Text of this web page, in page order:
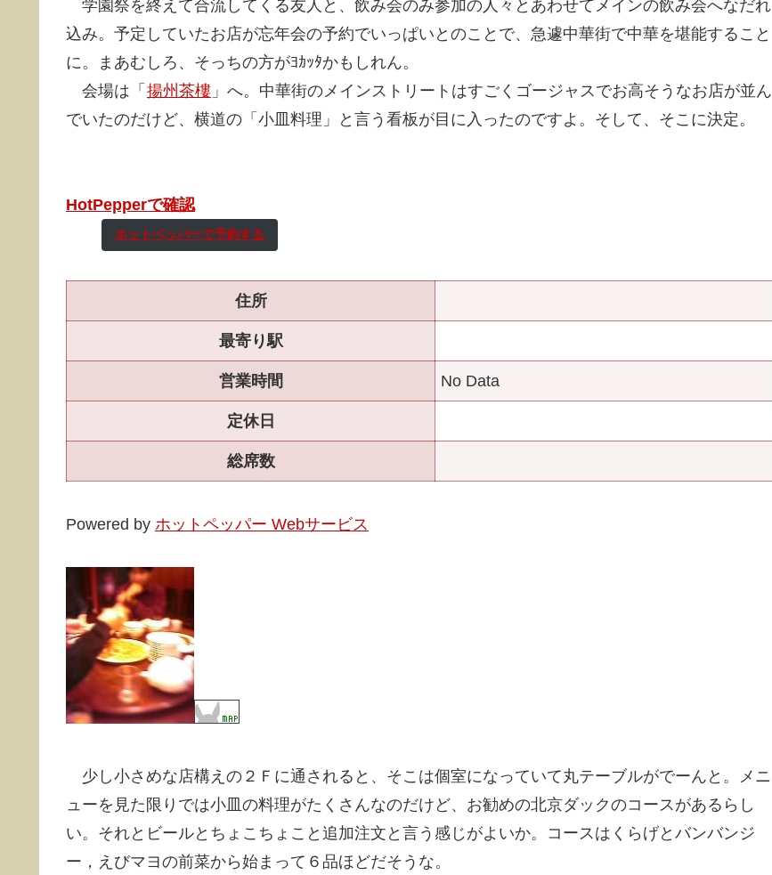
学園祭を終えて合流してくる友人と、飲み会のみ参加の人々とあわせてメインの飲み会へなだれ
込み。予定していたお店が忘年会の予約でいっぱいとのことで、急遽中華街で中華を堪能すること
に。まあむしろ、そっちの方がﾖｶｯﾀかもしれん。
会場は「 揚州茶樓 」へ。中華街のメインストリートはすごくゴージャスでお高そうなお店が並ん
でいたのだけど、横道の「小皿料理」と言う看板が目に入ったのですよ。そして、そこに決定。
HotPepperで確認
ホットペッパーで予約する
住所
最寄り駅
営業時間 No Data
定休日
総席数
Powered by ホットペッパー Webサービス
少し小さめな店構えの２Ｆに通されると、そこは個室になっていて丸テーブルがでーんと。メニ
ューを見た限りでは小皿の料理がたくさんなのだけど、お勧めの北京ダックのコースがあるらし
い。それとビールとちょこちょこと追加注文と言う感じがよいか。コースはくらげとバンバンジ
ー，えびマヨの前菜から始まって６品ほどだそうな。